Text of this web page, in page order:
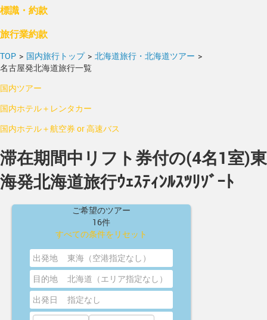
標識・約款
旅行業約款
TOP > 国内旅行トップ > 北海道旅行・北海道ツアー >
名古屋発北海道旅行一覧
国内ツアー
国内ホテル＋レンタカー
国内ホテル＋航空券 or 高速バス
滞在期間中リフト券付の(4名1室)東
海発北海道旅行ｳｪｽﾃｨﾝﾙｽﾂﾘｿﾞｰﾄ
ご希望のツアー
16件
すべての条件をリセット
出発地
東海（空港指定なし）
目的地
北海道（エリア指定なし）
出発日
指定なし